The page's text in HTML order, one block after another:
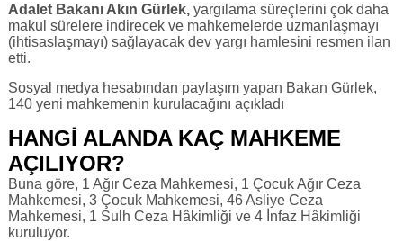
Adalet Bakanı Akın Gürlek,yargılama süreçlerini çok daha
makul sürelere indirecek ve mahkemelerde uzmanlaşmayı
(ihtisaslaşmayı) sağlayacak dev yargı hamlesini resmen ilan
etti.
Sosyal medya hesabından paylaşım yapan Bakan Gürlek,
140 yeni mahkemenin kurulacağını açıkladı
HANGİ ALANDA KAÇ MAHKEME
AÇILIYOR?
Buna göre, 1 Ağır Ceza Mahkemesi, 1 Çocuk Ağır Ceza
Mahkemesi, 3 Çocuk Mahkemesi, 46 Asliye Ceza
Mahkemesi, 1 Sulh Ceza Hâkimliği ve 4 İnfaz Hâkimliği
kuruluyor.